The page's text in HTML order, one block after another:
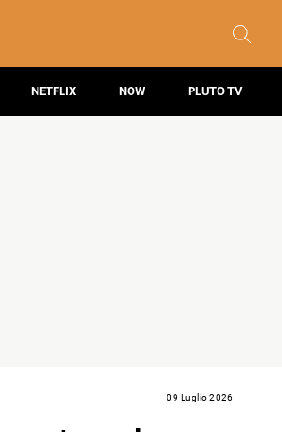
NETFLIX NOW PLUTO TV
09 Luglio 2026